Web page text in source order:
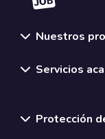
Nuestros
Servicios
Protección